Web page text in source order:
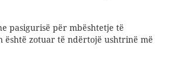
pasigurisë për mbështetje të
është zotuar të ndërtojë ushtrinë më